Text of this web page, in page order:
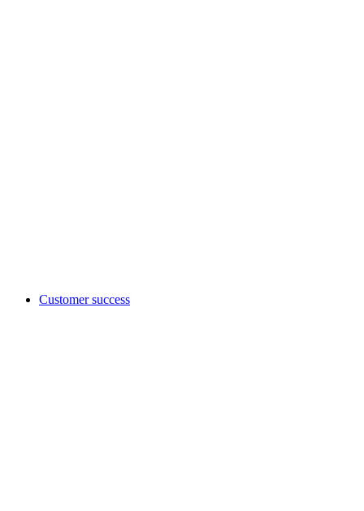
Customer success